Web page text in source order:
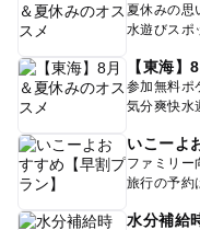
夏休みの思
水遊びスポ
【東海
参加無料ポ
気分爽快水
いこーよ
ファミリー
旅行の予約
水分補給